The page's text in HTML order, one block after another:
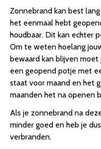
Zonnebrand kan best
het eenmaal hebt
houdbaar. Dit kan echter
Om te weten hoelang
bewaard kan blijven
een geopend potje met
staat voor maand en het
maanden het na openen
Als je zonnebrand na
minder goed en heb je
verbranden.